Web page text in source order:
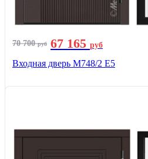
70 700руб 67 165 руб
Входная дверь М748/2 Е5